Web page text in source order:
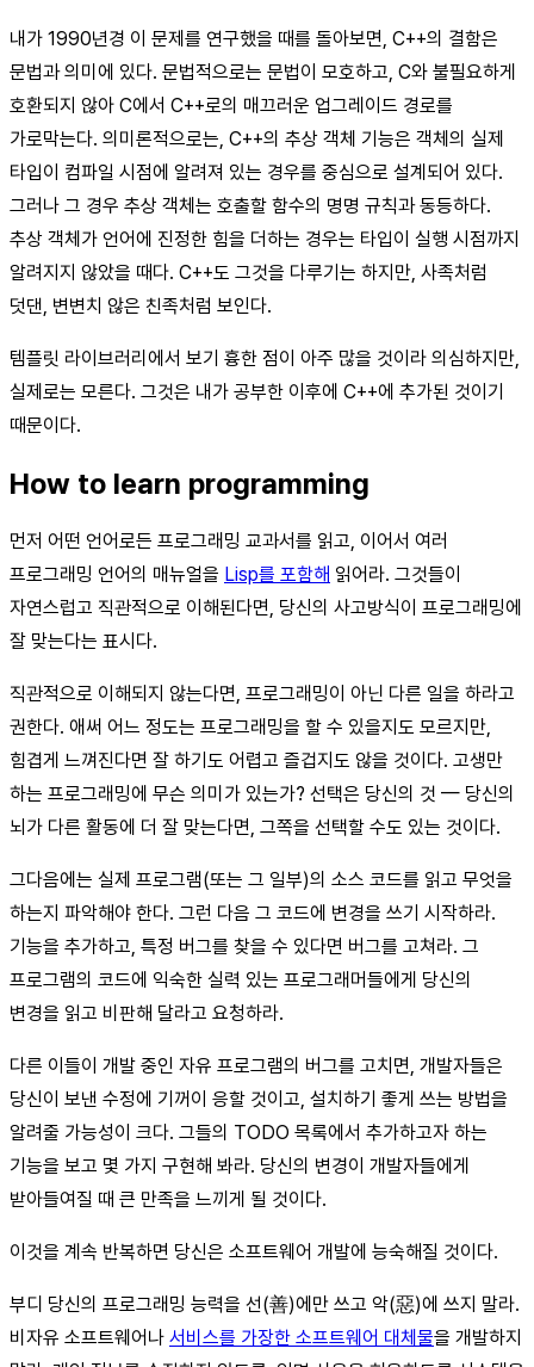
내가 1990년경 이 문제를 연구했을 때를 돌아보면, C++의 결함은
문법과 의미에 있다. 문법적으로는 문법이 모호하고, C와 불필요하게
호환되지 않아 C에서 C++로의 매끄러운 업그레이드 경로를
가로막는다. 의미론적으로는, C++의 추상 객체 기능은 객체의 실제
타입이 컴파일 시점에 알려져 있는 경우를 중심으로 설계되어 있다.
그러나 그 경우 추상 객체는 호출할 함수의 명명 규칙과 동등하다.
추상 객체가 언어에 진정한 힘을 더하는 경우는 타입이 실행 시점까지
알려지지 않았을 때다. C++도 그것을 다루기는 하지만, 사족처럼
덧댄, 변변치 않은 친족처럼 보인다.
템플릿 라이브러리에서 보기 흉한 점이 아주 많을 것이라 의심하지만,
실제로는 모른다. 그것은 내가 공부한 이후에 C++에 추가된 것이기
때문이다.
How to learn programming
먼저 어떤 언어로든 프로그래밍 교과서를 읽고, 이어서 여러
프로그래밍 언어의 매뉴얼을 Lisp를 포함해 읽어라. 그것들이
자연스럽고 직관적으로 이해된다면, 당신의 사고방식이 프로그래밍에
잘 맞는다는 표시다.
직관적으로 이해되지 않는다면, 프로그래밍이 아닌 다른 일을 하라고
권한다. 애써 어느 정도는 프로그래밍을 할 수 있을지도 모르지만,
힘겹게 느껴진다면 잘 하기도 어렵고 즐겁지도 않을 것이다. 고생만
하는 프로그래밍에 무슨 의미가 있는가? 선택은 당신의 것 — 당신의
뇌가 다른 활동에 더 잘 맞는다면, 그쪽을 선택할 수도 있는 것이다.
그다음에는 실제 프로그램(또는 그 일부)의 소스 코드를 읽고 무엇을
하는지 파악해야 한다. 그런 다음 그 코드에 변경을 쓰기 시작하라.
기능을 추가하고, 특정 버그를 찾을 수 있다면 버그를 고쳐라. 그
프로그램의 코드에 익숙한 실력 있는 프로그래머들에게 당신의
변경을 읽고 비판해 달라고 요청하라.
다른 이들이 개발 중인 자유 프로그램의 버그를 고치면, 개발자들은
당신이 보낸 수정에 기꺼이 응할 것이고, 설치하기 좋게 쓰는 방법을
알려줄 가능성이 크다. 그들의 TODO 목록에서 추가하고자 하는
기능을 보고 몇 가지 구현해 봐라. 당신의 변경이 개발자들에게
받아들여질 때 큰 만족을 느끼게 될 것이다.
이것을 계속 반복하면 당신은 소프트웨어 개발에 능숙해질 것이다.
부디 당신의 프로그래밍 능력을 선(善)에만 쓰고 악(惡)에 쓰지 말라.
비자유 소프트웨어나 서비스를 가장한 소프트웨어 대체물을 개발하지